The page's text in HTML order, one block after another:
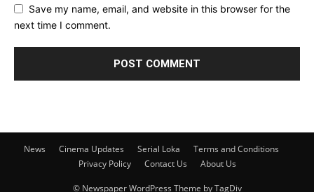
Save my name, email, and website in this browser for the
next time I comment.
News Cinema Updates Serial Loka
Terms and Conditions
Privacy Policy
Contact Us About Us
© Newspaper WordPress Theme by TagDiv